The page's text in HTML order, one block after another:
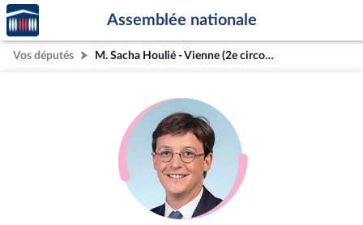
Aller au contenu
Aller en bas de la page
Accèder
à la
page
d'accueil
Assemblée nationale
Vos députés M. Sacha Houlié - Vienne (2e circonscription)